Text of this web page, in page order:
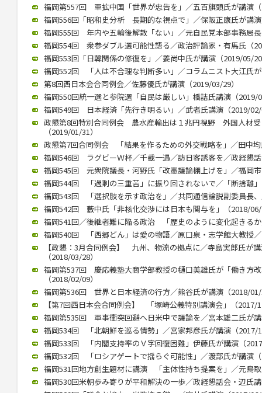
福岡第557回 軍拡中国「世界が忠告を」／五百旗頭氏が講演
福岡556回「昭和史分析 長期的な視点で」／保阪正康氏が講
福岡555回 年内や五輪後解散「ない」／元自民党本部事務局
福岡554回 衆参ダブル選可能性語る／政治評論家・有馬氏（
福岡553回「日韓関係の修復を」／姜尚中氏が講演（2019/05/
福岡552回 「人は不合理な判断多い」／コラムニスト大江氏
第8回西日本会合同例会／佐藤優氏が講演（2019/03/29）
福岡550回統一選と参院選「自民は厳しい」橋詰氏講演（2019/
福岡549回 日本経済「先行き明るい」／武者氏講演（2019/
政懇第8回特別合同例会 農水産輸出は１兆円視野 外国人材受
（2019/01/31）
政懇第7回合同例会 「結果を作るための外交戦略を」／田中
福岡546回 ラグビーＷ杯／千載一遇／訪日客誘客を／政経懇
福岡545回 元衆院議長・河野氏「改憲議論棚上げを」／福岡
福岡544回 「過剰の三重苦」に振り回されないで／「断捨離
福岡543回 「選択肢を示す政治を」／共同通信論説副委員長
福岡542回 藪中氏「非核化交渉には日本も関与を」（2018/
福岡541回／後継者難に陥る政治 「歴史のように変化起きる
福岡540回 「西郷どん」は愛の物語／原口泉・志学館大教授
【政懇：3月合同例会】 九州、物流の拠点に／寺島実郎氏が
（2018/03/28）
福岡第537回 慶応義塾大商学部教授の樋口美雄氏が「働き方
（2018/02/09）
福岡第536回 世界と日本経済の行方／熊谷氏が講演（2018/
【第7回西日本会合同例会】 「塚崎公義特別講演会」（2017/
福岡第535回 軍事衝突回避へ日米中で議論を／宮本雄二氏が
福岡534回 「北朝鮮を巡る情勢」／宮家邦彦氏が講演（2017/
福岡533回 「内閣支持率のＶ字回復困難」伊藤氏が講演（
福岡532回 「ロシアゲートで揺らぐ可能性」／渡部氏が講演
福岡531回地方創生題材に講演 「主体性持ち提案を」／元鳥
福岡530回米朝歩み寄りが平和解決の一歩／政経懇話会・辺氏